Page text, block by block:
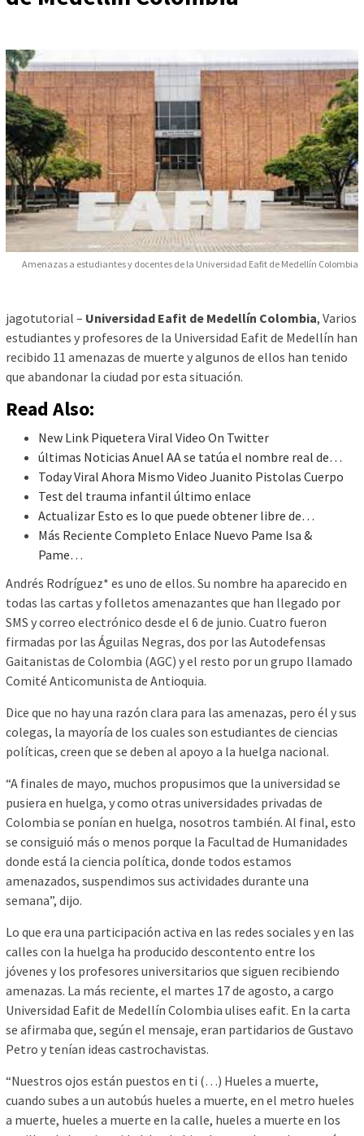
Amenazas a estudiantes y docentes de la Universidad Eafit de Medellín Colombia
jagotutorial – Universidad Eafit de Medellín Colombia, Varios
estudiantes y profesores de la Universidad Eafit de Medellín han
recibido 11 amenazas de muerte y algunos de ellos han tenido
que abandonar la ciudad por esta situación.
Read Also:
New Link Piquetera Viral Video On Twitter
últimas Noticias Anuel AA se tatúa el nombre real de…
Today Viral Ahora Mismo Video Juanito Pistolas Cuerpo
Test del trauma infantil último enlace
Actualizar Esto es lo que puede obtener libre de…
Más Reciente Completo Enlace Nuevo Pame Isa &
Pame…
Andrés Rodríguez* es uno de ellos. Su nombre ha aparecido en
todas las cartas y folletos amenazantes que han llegado por
SMS y correo electrónico desde el 6 de junio. Cuatro fueron
firmadas por las Águilas Negras, dos por las Autodefensas
Gaitanistas de Colombia (AGC) y el resto por un grupo llamado
Comité Anticomunista de Antioquia.
Dice que no hay una razón clara para las amenazas, pero él y sus
colegas, la mayoría de los cuales son estudiantes de ciencias
políticas, creen que se deben al apoyo a la huelga nacional.
“A finales de mayo, muchos propusimos que la universidad se
pusiera en huelga, y como otras universidades privadas de
Colombia se ponían en huelga, nosotros también. Al final, esto
se consiguió más o menos porque la Facultad de Humanidades
donde está la ciencia política, donde todos estamos
amenazados, suspendimos sus actividades durante una
semana”, dijo.
Lo que era una participación activa en las redes sociales y en las
calles con la huelga ha producido descontento entre los
jóvenes y los profesores universitarios que siguen recibiendo
amenazas. La más reciente, el martes 17 de agosto, a cargo
Universidad Eafit de Medellín Colombia ulises eafit. En la carta
se afirmaba que, según el mensaje, eran partidarios de Gustavo
Petro y tenían ideas castrochavistas.
“Nuestros ojos están puestos en ti (…) Hueles a muerte,
cuando subes a un autobús hueles a muerte, en el metro hueles
a muerte, hueles a muerte en la calle, hueles a muerte en los